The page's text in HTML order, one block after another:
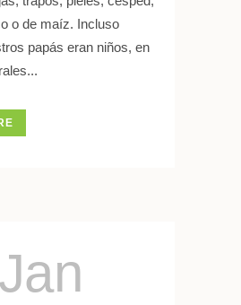
o de maíz. Incluso
papás eran niños, en